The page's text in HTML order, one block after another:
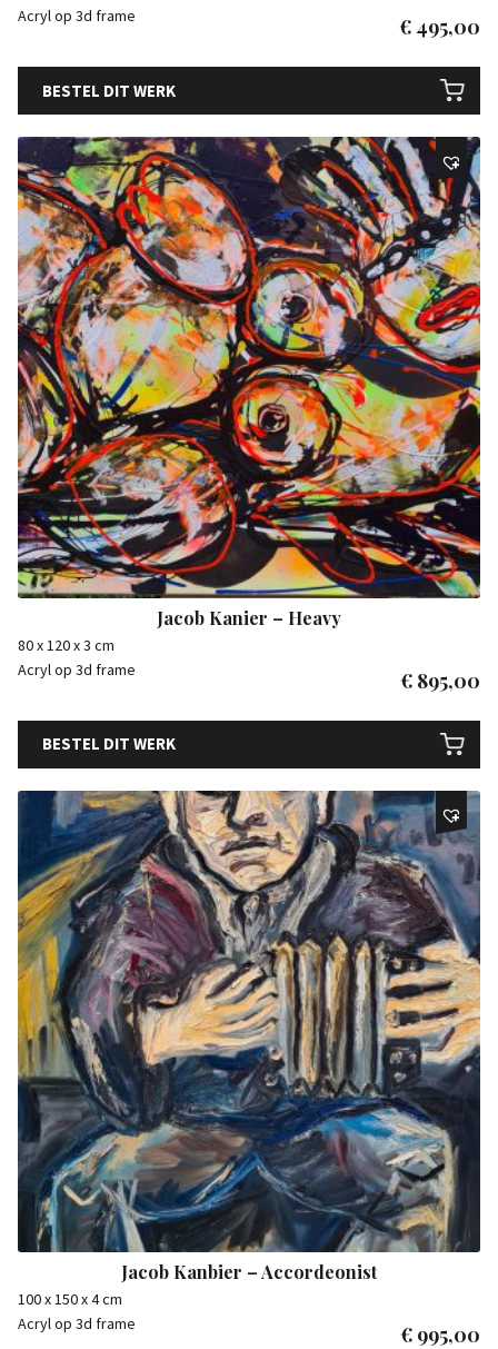
Acryl op 3d frame
€ 495,00
BESTEL DIT WERK
Jacob Kanier – Heavy
80 x 120 x 3 cm
Acryl op 3d frame
€ 895,00
BESTEL DIT WERK
Jacob Kanbier – Accordeonist
100 x 150 x 4 cm
Acryl op 3d frame
€ 995,00